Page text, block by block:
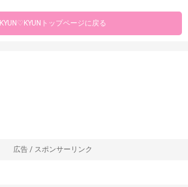
KYUN♡KYUNトップページに戻る
広告 / スポンサーリンク